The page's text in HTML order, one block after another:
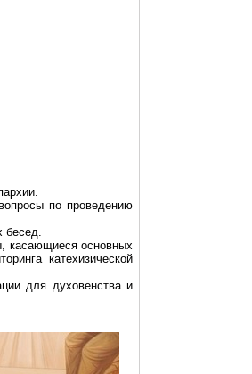
по проведению
бесед.
касающиеся основных
катехизической
для духовенства и